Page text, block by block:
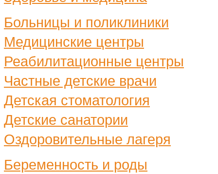
Больницы и поликлиники
Медицинские центры
Реабилитационные центры
Частные детские врачи
Детская стоматология
Детские санатории
Оздоровительные лагеря
Беременность и роды